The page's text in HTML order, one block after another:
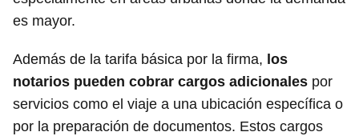
es mayor.
Además de la tarifa básica por la firma, los
notarios pueden cobrar cargos adicionales por
servicios como el viaje a una ubicación específica o
por la preparación de documentos. Estos cargos